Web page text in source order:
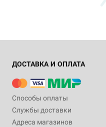
ДОСТАВКА И ОПЛАТА
Способы оплаты
Службы доставки
Адреса магазинов